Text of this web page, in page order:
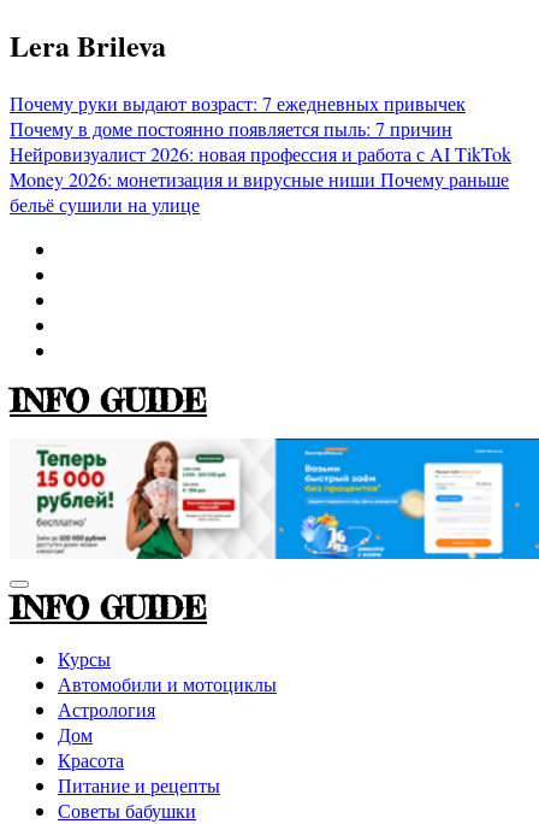
Перейти
к
Lera Brileva
Почему руки выдают возраст: 7 ежедневных привычек
Почему в доме постоянно появляется пыль: 7 причин
Нейровизуалист 2026: новая профессия и работа с AITikTok
Money 2026: монетизация и вирусные ниши Почему раньше
бельё сушили на улице
INFO GUIDE
INFO GUIDE
Курсы
Автомобили и мотоциклы
Астрология
Дом
Красота
Питание и рецепты
Советы бабушки